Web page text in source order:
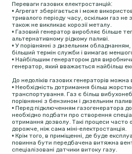
Переваги газових електростанцій:
• Агрегат зберігається і може
тривалого періоду часу, оскільки газ
також не викликає корозії металу.
• Газовий генератор виробляє більше
альтернативному рідкому паливі.
• У порівнянні з дизельним
більший термін служби і вимагає
• Найбільшим генератором для
генератор, який вважається найбільш
До недоліків газових генераторів можна
• Необхідність дотримання більш
транспортування. Газ є більш
порівнянні з бензином і дизельним
• Перед підключенням газогенератора
необхідно подбати про створення
отримання дозволу. Такі процеси часто
дорожче, ніж сама міні-електростанція.
• Крім того, в приміщенні, де буде
повинна бути передбачена витяжна
спеціалізовані датчики витоку газу.